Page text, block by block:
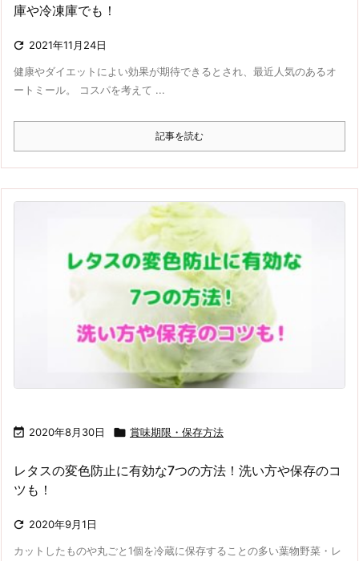
庫や冷凍庫でも！
 2021年11月24日
健康やダイエットによい効果が期待できるとされ、最近人気のあるオ
ートミール。 コスパを考えて ...
記事を読む
 2020年8月30日  賞味期限・保存方法
レタスの変色防止に有効な7つの方法！洗い方や保存のコ
ツも！
 2020年9月1日
カットしたものや丸ごと1個を冷蔵に保存することの多い葉物野菜・レ